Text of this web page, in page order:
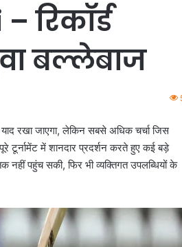
रिकॉर्ड
बल्लेबाज
रखा जाएगा, लेकिन सबसे अधिक चर्चा जिस
टूर्नामेंट में शानदार प्रदर्शन करते हुए कई बड़े
नहीं पहुंच सकी, फिर भी व्यक्तिगत उपलब्धियों के